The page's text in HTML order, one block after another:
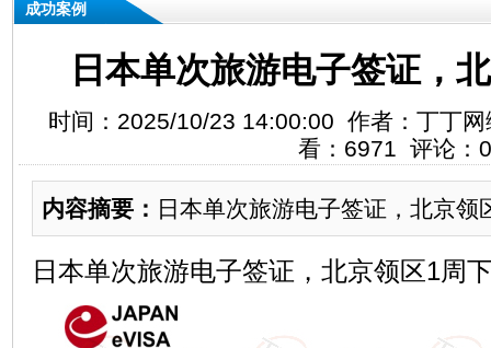
成功案例
日本单次旅游电子签证，
时间：2025/10/23 14:00:00 作者：丁丁
看：6971 评论：0
内容摘要： 日本单次旅游电子签证，北京领
日本单次旅游电子签证，北京领区1周